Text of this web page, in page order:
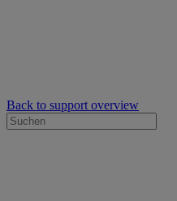
Back to support overview